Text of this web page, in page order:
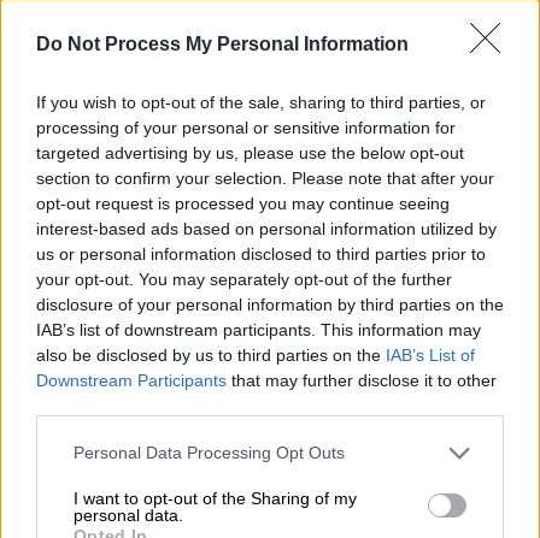
Do Not Process My Personal Information
If you wish to opt-out of the sale, sharing to third parties, or
processing of your personal or sensitive information for
targeted advertising by us, please use the below opt-out
section to confirm your selection. Please note that after your
opt-out request is processed you may continue seeing
interest-based ads based on personal information utilized by
us or personal information disclosed to third parties prior to
your opt-out. You may separately opt-out of the further
disclosure of your personal information by third parties on the
IAB’s list of downstream participants. This information may
also be disclosed by us to third parties on the IAB’s List of
Downstream Participants that may further disclose it to other
Please note that this website/app uses one or more Google
not limited to your visit or usage behaviour. You may click to
grant or deny consent to Google and its third-party tags to
Personal Data Processing Opt Outs
I want to opt-out of the Sharing of my
personal data.
να εδραιώσει την εξουσία του,
απειλές. «Γιορτάζει» και η νεαρή Αντιγόνη·
μια γιορτή ανυπακοής, που την φωτίζει ο
ενθουσιασμός της αντίστασης στον πολιτικό
πραγματισμό της τυραννίας.
Cezaris Grauzinis: «Η παράσταση
αντικατοπτρίζει ποιητικά την νέα
πραγματικότητα της ζωής»
Ο σκηνοθέτης Cezaris Grauzinis αναφέρει για
σώθηκε. Ενώ κάπου οι γυναίκες θρηνούν
ακόμα για τους αγαπημένους τους που
χάθηκαν στη μάχη, ο Χορός, οι χθεσινοί